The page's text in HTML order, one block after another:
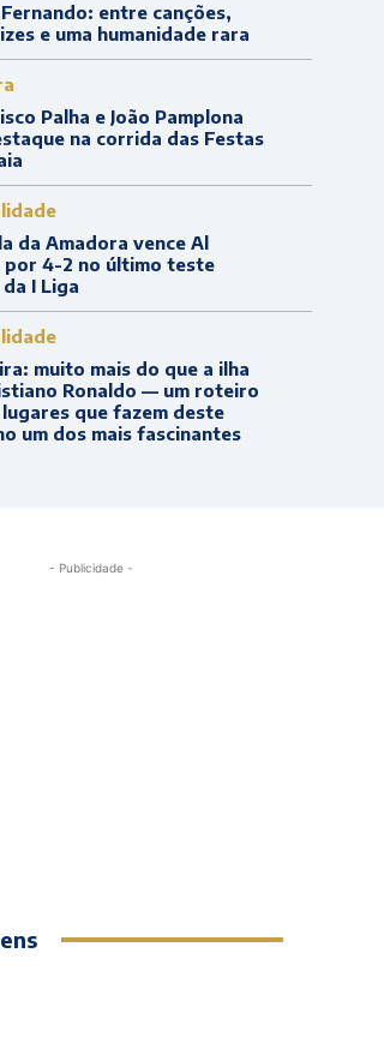
Fernando: entre canções,
e uma humanidade rara
Palha e João Pamplona
na corrida das Festas
da Amadora vence Al
por 4-2 no último teste
I Liga
muito mais do que a ilha
Ronaldo — um roteiro
que fazem deste
um dos mais fascinantes
- Publicidade -